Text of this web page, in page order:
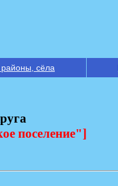
сёла
поселение"]